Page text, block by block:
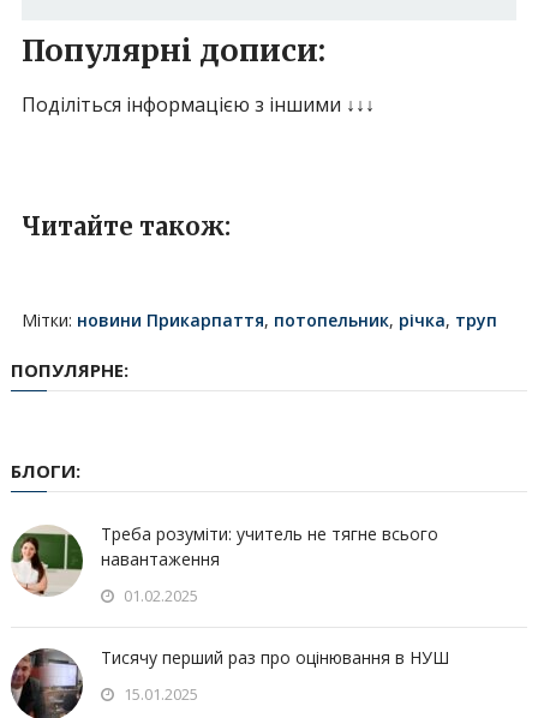
Популярні дописи:
Поділіться інформацією з іншими ↓↓↓
Читайте також:
Мітки: новини Прикарпаття, потопельник, річка, труп
ПОПУЛЯРНЕ:
БЛОГИ:
Треба розуміти: учитель не тягне всього
навантаження
01.02.2025
Тисячу перший раз про оцінювання в НУШ
15.01.2025